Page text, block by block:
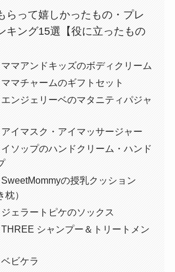
らって嬉しかったもの・プレ
キング15選【役に立ったもの
マアンドキッズのボディクリーム
マチャームのギフトセット
ンジェリーベのマタニティパジャ
イマスク・アイマッサージャー
ソップのハンドクリーム・ハンド
の授乳クッション
枕）
ェラートピケのソックス
シャンプー＆トリートメン
ビケラ